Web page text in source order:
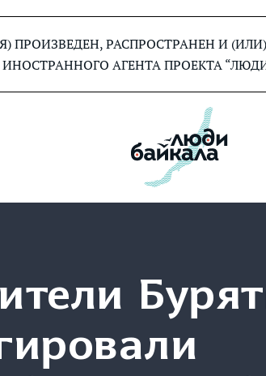
ПРОИЗВЕДЕН, РАСПРОСТРАНЕН И
АГЕНТА ПРОЕКТА